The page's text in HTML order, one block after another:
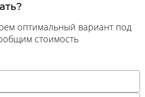
оптимальный вариант под
стоимость